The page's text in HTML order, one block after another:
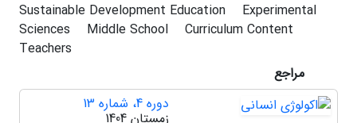
Sustainable Development Education
Experimental
Sciences
Middle School
Curriculum Content
Teachers
مراجع
دوره 4، شماره 13
زمستان 1404